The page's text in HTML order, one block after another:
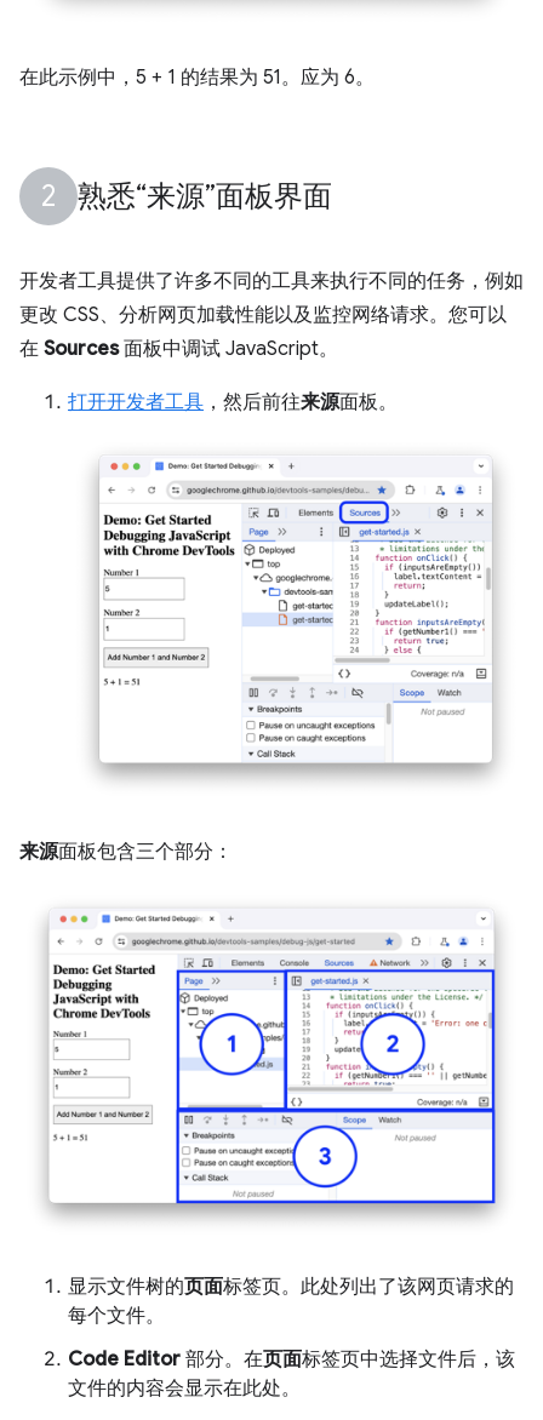
在此示例中，5 + 1 的结果为 51。应为 6。
熟悉“来源”面板界面
开发者工具提供了许多不同的工具来执行不同的任务，例如
更改 CSS、分析网页加载性能以及监控网络请求。您可以
在 Sources面板中调试 JavaScript。
打开开发者工具 ，然后前往来源面板。
来源面板包含三个部分：
显示文件树的页面标签页。此处列出了该网页请求的
每个文件。
Code Editor 部分。在页面标签页中选择文件后，该
文件的内容会显示在此处。